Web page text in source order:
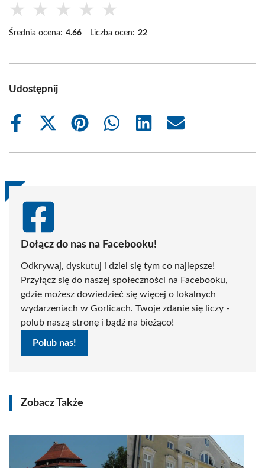
★ ★ ★ ★ ★
Średnia ocena: 4.66 Liczba ocen: 22
Udostępnij
Share
Share
(Twitter)
Share
Share
Share
Share
Dołącz do nas na Facebooku!
Odkrywaj, dyskutuj i dziel się tym co najlepsze!
Przyłącz się do naszej społeczności na Facebooku,
gdzie możesz dowiedzieć się więcej o lokalnych
wydarzeniach w Gorlicach. Twoje zdanie się liczy -
polub naszą stronę i bądź na bieżąco!
Polub nas!
Zobacz Także